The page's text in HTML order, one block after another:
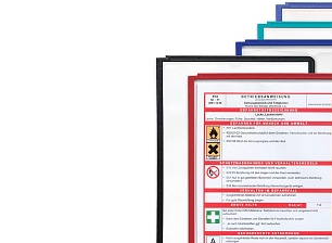
оборудование
Мы рекомендуем